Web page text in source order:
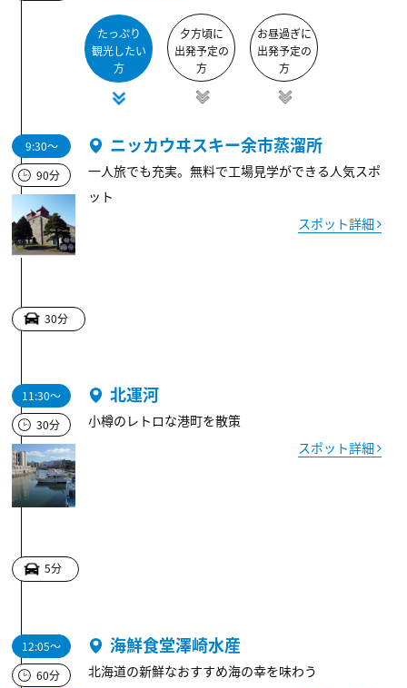
たっぷり
観光したい
方
夕方頃に
出発予定の
方
お昼過ぎに
出発予定の
方
9:30～
90分
ニッカウヰスキー余市蒸溜所
一人旅でも充実。無料で工場見学ができる人気スポ
ット
スポット詳細
30分
11:30～
30分
北運河
小樽のレトロな港町を散策
スポット詳細
5分
12:05～
60分
海鮮食堂澤崎水産
北海道の新鮮なおすすめ海の幸を味わう